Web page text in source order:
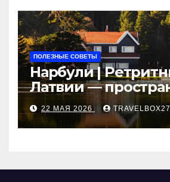
рассрочки
ПОЛЕЗНЫЕ СОВЕТЫ
Нарбули |
Латвии —
для саморазвития
восстановления
22 МАЯ 2026